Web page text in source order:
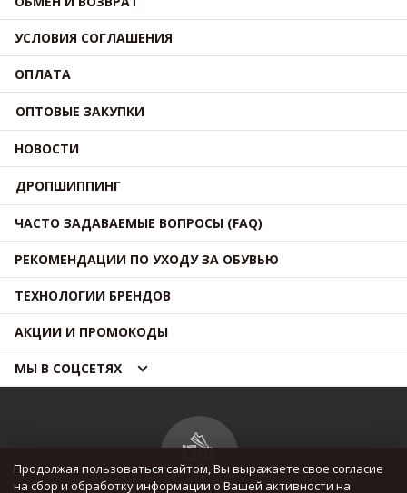
УСЛОВИЯ СОГЛАШЕНИЯ
ОПЛАТА
ОПТОВЫЕ ЗАКУПКИ
НОВОСТИ
ДРОПШИППИНГ
ЧАСТО ЗАДАВАЕМЫЕ ВОПРОСЫ (FAQ)
РЕКОМЕНДАЦИИ ПО УХОДУ ЗА ОБУВЬЮ
ТЕХНОЛОГИИ БРЕНДОВ
АКЦИИ И ПРОМОКОДЫ
МЫ В СОЦСЕТЯХ
Продолжая пользоваться сайтом, Вы выражаете свое согласие
на сбор и обработку информации о Вашей активности на